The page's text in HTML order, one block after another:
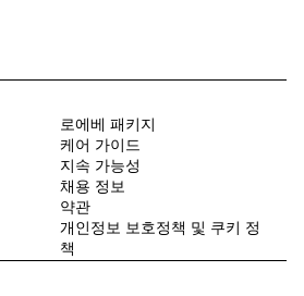
로에베 패키지
케어 가이드
지속 가능성
채용 정보
약관
개인정보 보호정책 및 쿠키 정
책